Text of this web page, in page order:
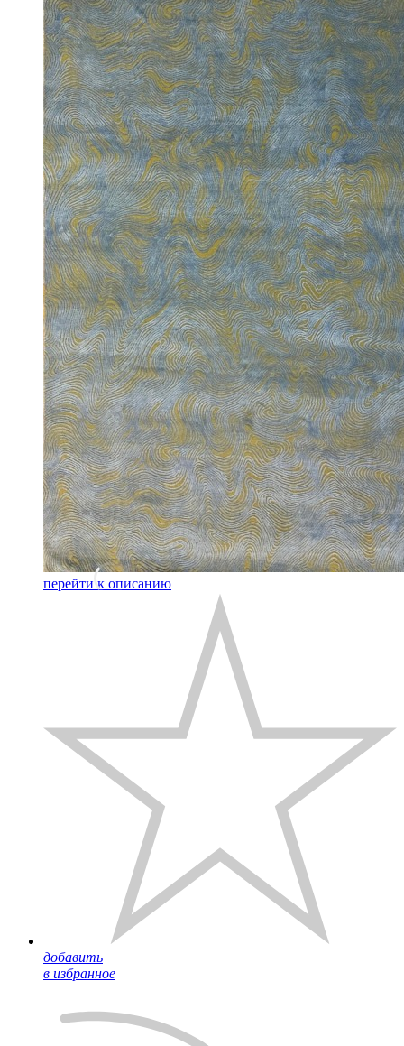
перейти к описанию
добавить
в избранное